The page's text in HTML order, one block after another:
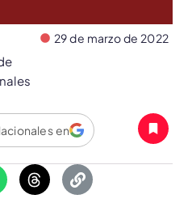
29 de marzo de 2022
en